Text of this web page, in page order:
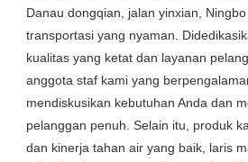
Danau dongqian, jalan yinxian,
transportasi yang nyaman.
kualitas yang ketat dan layanan
anggota staf kami yang
mendiskusikan kebutuhan Anda dan
pelanggan penuh. Selain itu, produk
dan kinerja tahan air yang baik, laris